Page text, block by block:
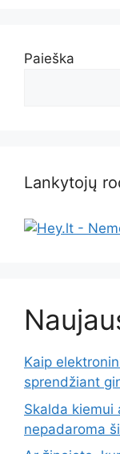
Paieška
Lankytojų
Kaip
sprendžiant
Skalda kiemui
nepadaroma